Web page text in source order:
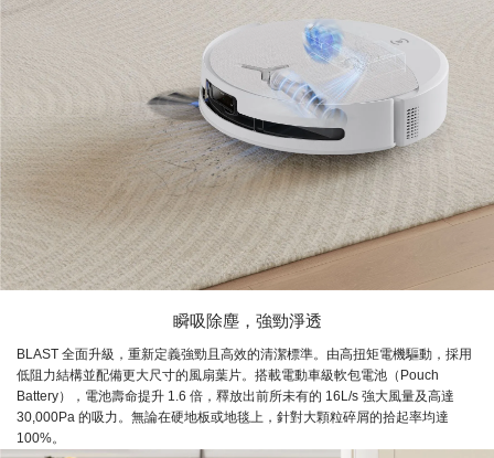
瞬吸除塵，強勁淨透
BLAST 全面升級，重新定義強勁且高效的清潔標準。由高扭矩電機驅動，採用
低阻力結構並配備更大尺寸的風扇葉片。搭載電動車級軟包電池（Pouch
Battery），電池壽命提升 1.6 倍，釋放出前所未有的 16L/s 強大風量及高達
30,000Pa 的吸力。無論在硬地板或地毯上，針對大顆粒碎屑的拾起率均達
100%。